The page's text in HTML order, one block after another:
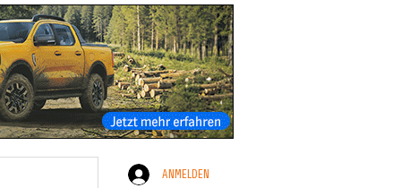
ANMELDEN